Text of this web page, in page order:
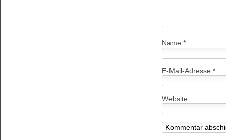
Name *
E-Mail-Adresse *
Website